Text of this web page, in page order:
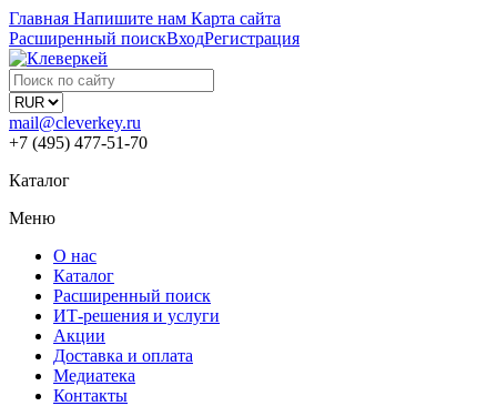
Главная Напишите нам Карта сайта
Расширенный поискВходРегистрация
mail@cleverkey.ru
+7 (495) 477-51-70
Каталог
Меню
О нас
Каталог
Расширенный поиск
ИТ-решения и услуги
Акции
Доставка и оплата
Медиатека
Контакты